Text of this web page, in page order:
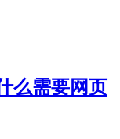
么需要网页